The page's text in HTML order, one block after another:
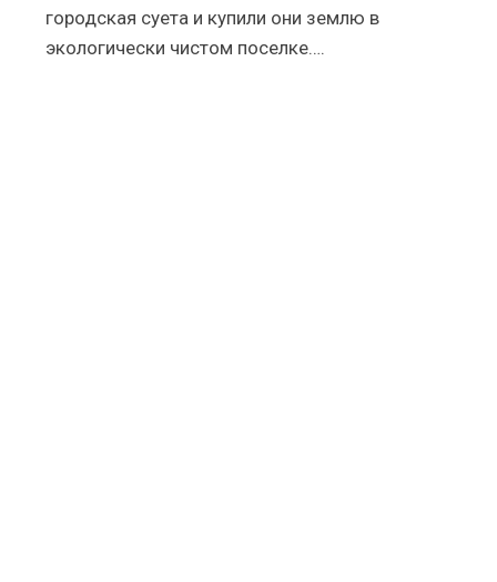
городская суета и купили они землю в
экологически чистом поселке….